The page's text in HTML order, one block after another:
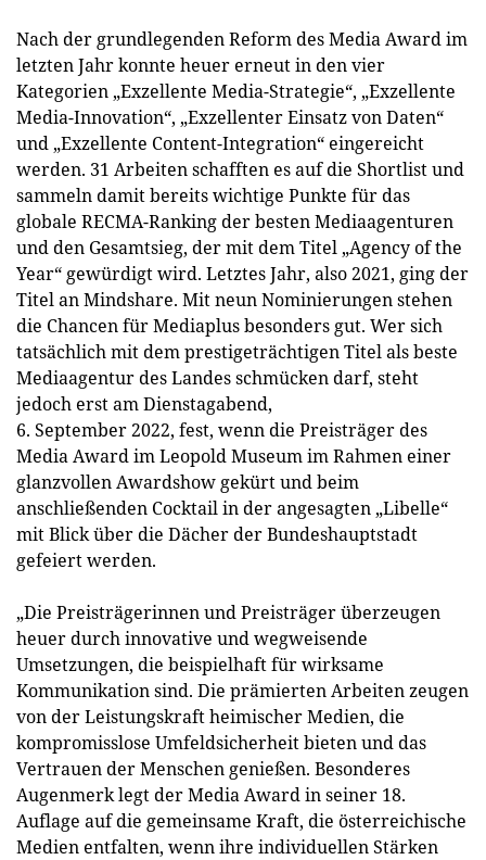
Nach der grundlegenden Reform des Media Award im
letzten Jahr konnte heuer erneut in den vier
Kategorien „Exzellente Media-Strategie“, „Exzellente
Media-Innovation“, „Exzellenter Einsatz von Daten“
und „Exzellente Content-Integration“ eingereicht
werden. 31 Arbeiten schafften es auf die Shortlist und
sammeln damit bereits wichtige Punkte für das
globale RECMA-Ranking der besten Mediaagenturen
und den Gesamtsieg, der mit dem Titel „Agency of the
Year“ gewürdigt wird. Letztes Jahr, also 2021, ging der
Titel an Mindshare. Mit neun Nominierungen stehen
die Chancen für Mediaplus besonders gut. Wer sich
tatsächlich mit dem prestigeträchtigen Titel als beste
Mediaagentur des Landes schmücken darf, steht
jedoch erst am Dienstagabend,
6. September 2022, fest, wenn die Preisträger des
Media Award im Leopold Museum im Rahmen einer
glanzvollen Awardshow gekürt und beim
anschließenden Cocktail in der angesagten „Libelle“
mit Blick über die Dächer der Bundeshauptstadt
gefeiert werden.
„Die Preisträgerinnen und Preisträger überzeugen
heuer durch innovative und wegweisende
Umsetzungen, die beispielhaft für wirksame
Kommunikation sind. Die prämierten Arbeiten zeugen
von der Leistungskraft heimischer Medien, die
kompromisslose Umfeldsicherheit bieten und das
Vertrauen der Menschen genießen. Besonderes
Augenmerk legt der Media Award in seiner 18.
Auflage auf die gemeinsame Kraft, die österreichische
Medien entfalten, wenn ihre individuellen Stärken